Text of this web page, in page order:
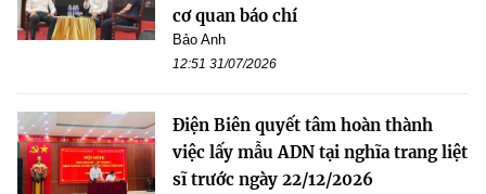
cơ quan báo chí
Bảo Anh
12:51 31/07/2026
Điện Biên quyết tâm hoàn thành
việc lấy mẫu ADN tại nghĩa trang liệt
sĩ trước ngày 22/12/2026